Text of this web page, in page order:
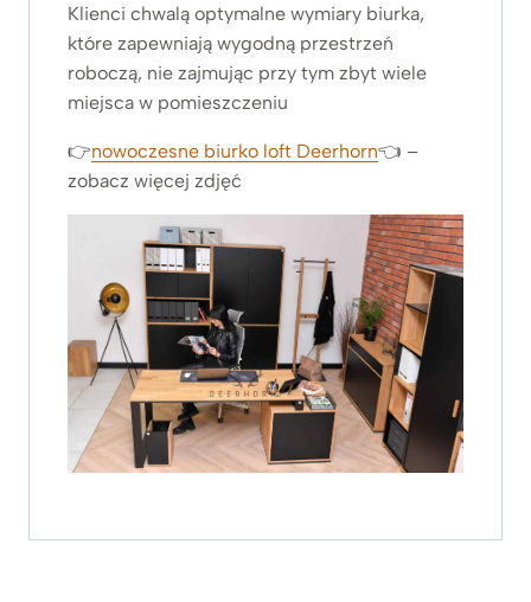
Klienci chwalą optymalne wymiary biurka,
które zapewniają wygodną przestrzeń
roboczą, nie zajmując przy tym zbyt wiele
miejsca w pomieszczeniu
👉nowoczesne biurko loft Deerhorn👈 –
zobacz więcej zdjęć